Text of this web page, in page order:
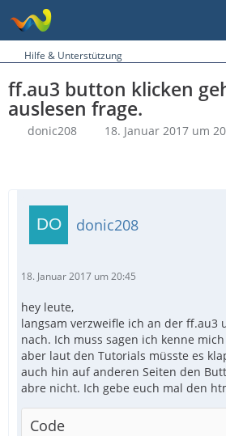
Hilfe & Unterstützung
ff.au3 button klicken
auslesen frage.
donic208 18. Januar 2017 um
donic208
18. Januar 2017 um 20:45
hey leute,
langsam verzweifle ich an der ff.au3
nach. Ich muss sagen ich kenne
aber laut den Tutorials müsste es
auch hin auf anderen Seiten den
abre nicht. Ich gebe euch mal den
Code